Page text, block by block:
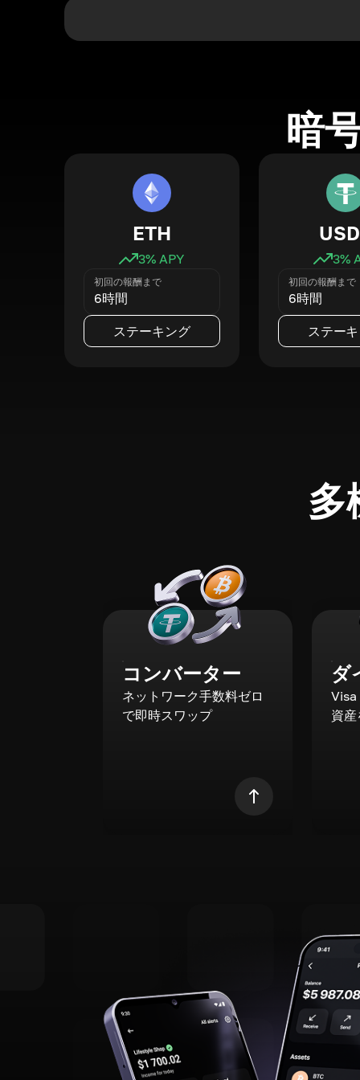
暗
ETH
3% APY
初回の報酬まで
6時間
ステーキング
3%
初回の報酬まで
6時間
ステー
多
コンバーター
ネットワーク手数料ゼロ
で即時スワップ
ダ
資